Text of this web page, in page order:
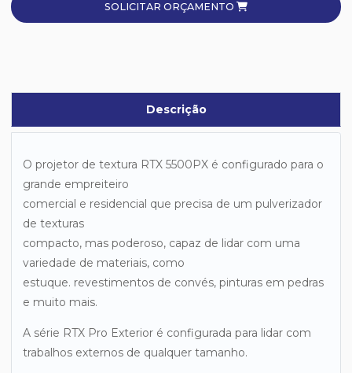
SOLICITAR ORÇAMENTO
Descrição
O projetor de textura RTX 5500PX é configurado para o
grande empreiteiro
comercial e residencial que precisa de um pulverizador
de texturas
compacto, mas poderoso, capaz de lidar com uma
variedade de materiais, como
estuque. revestimentos de convés, pinturas em pedras
e muito mais.
A série RTX Pro Exterior é configurada para lidar com
trabalhos externos de qualquer tamanho.